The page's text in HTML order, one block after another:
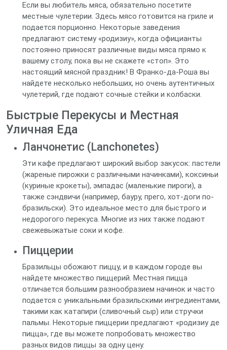
Если вы любитель мяса, обязательно посетите
местные чулетерии. Здесь мясо готовится на гриле и
подается порционно. Некоторые заведения
предлагают систему «родизиу», когда официанты
постоянно приносят различные виды мяса прямо к
вашему столу, пока вы не скажете «стоп». Это
настоящий мясной праздник! В Франко-да-Роша вы
найдете несколько небольших, но очень аутентичных
чулетерий, где подают сочные стейки и колбаски.
Быстрые Перекусы и Местная
Уличная Еда
Ланчонетис (Lanchonetes)
Эти кафе предлагают широкий выбор закусок: пастели
(жареные пирожки с различными начинками), коксиньи
(куриные крокеты), эмпадас (маленькие пироги), а
также сэндвичи (например, бауру, прего, хот-доги по-
бразильски). Это идеальное место для быстрого и
недорогого перекуса. Многие из них также подают
свежевыжатые соки и кофе.
Пиццерии
Бразильцы обожают пиццу, и в каждом городе вы
найдете множество пиццерий. Местная пицца
отличается большим разнообразием начинок и часто
подается с уникальными бразильскими ингредиентами,
такими как катапири (сливочный сыр) или стручки
пальмы. Некоторые пиццерии предлагают «родизиу де
пицца», где вы можете попробовать множество
разных видов пиццы за одну цену.